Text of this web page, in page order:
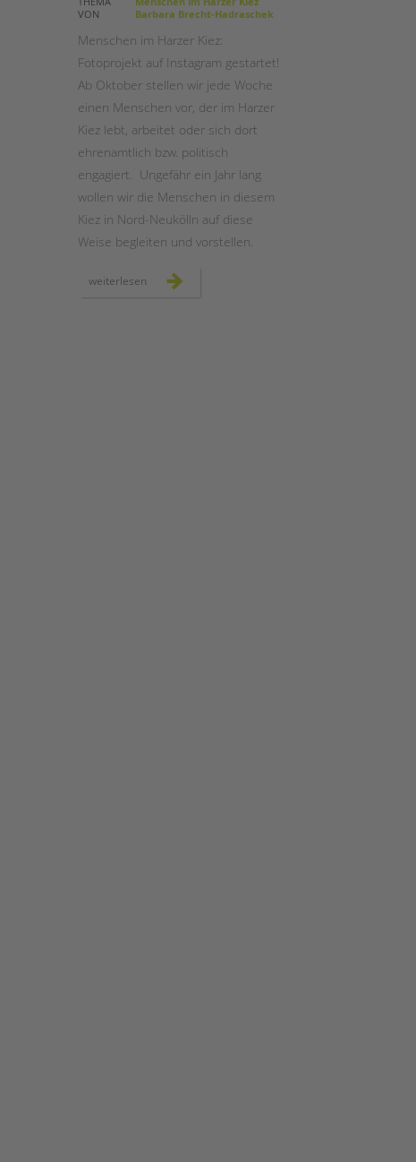
VON
Barbara Brecht-Hadraschek
Menschen im Harzer Kiez:
Fotoprojekt auf Instagram gestartet!
Ab Oktober stellen wir jede Woche
einen Menschen vor, der im Harzer
Kiez lebt, arbeitet oder sich dort
ehrenamtlich bzw. politisch
engagiert. Ungefähr ein Jahr lang
wollen wir die Menschen in diesem
Kiez in Nord-Neukölln auf diese
Weise begleiten und vorstellen.
weiterlesen menschen